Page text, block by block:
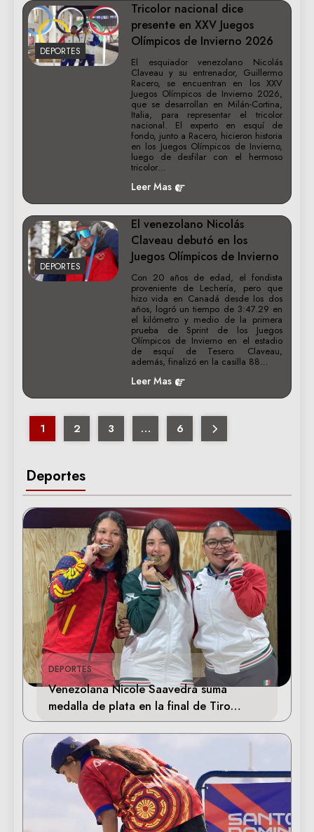
Deportes
DEPORTES
Venezolana Nicole Saavedra suma
medalla de plata en la final de Tiro
Deportivo
DEPORTES
Tricolor nacional dice
presente en XXV Juegos
Olímpicos de Invierno 2026
El esquiador venezolano Nicolás
Claveau y su entrenador, Guillermo
Racero, se encuentran en los XXV
Juegos Olímpicos de Invierno 2026,
que se desarrollan en Milán-Cortina,
Italia, para representar el tricolor
nacional. El experto en esquí de
fondo, junto a Racero, hicieron historia
en los Juegos Olímpicos de Invierno,
luego de desfilar con el hermoso
tricolor…
Leer Mas
DEPORTES
El venezolano Nicolás
Claveau debutó en los
Juegos Olímpicos de Invierno
Con 20 años de edad, el fondista
proveniente de Lechería, pero que
hizo vida en Canadá desde los dos
años, logró un tiempo de 3:47.29 en
el kilómetro y medio de la primera
prueba de Sprint de los Juegos
Olímpicos de Invierno en el estadio
de esquí de Tesero. Claveau,
además, finalizó en la casilla 88…
Leer Mas
1 2 3 … 6